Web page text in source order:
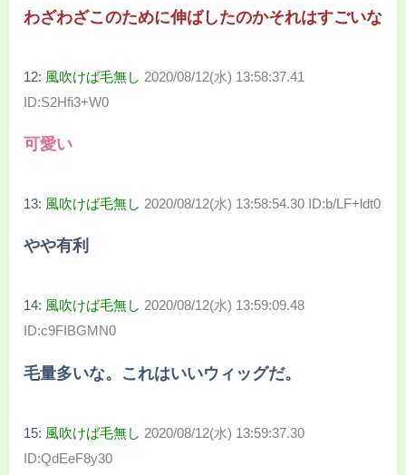
わざわざこのために伸ばしたのかそれはすごいな
12: 風吹けば毛無し 2020/08/12(水) 13:58:37.41
ID:S2Hfi3+W0
可愛い
13: 風吹けば毛無し 2020/08/12(水) 13:58:54.30 ID:b/LF+ldt0
やや有利
14: 風吹けば毛無し 2020/08/12(水) 13:59:09.48
ID:c9FIBGMN0
毛量多いな。これはいいウィッグだ。
15: 風吹けば毛無し 2020/08/12(水) 13:59:37.30
ID:QdEeF8y30